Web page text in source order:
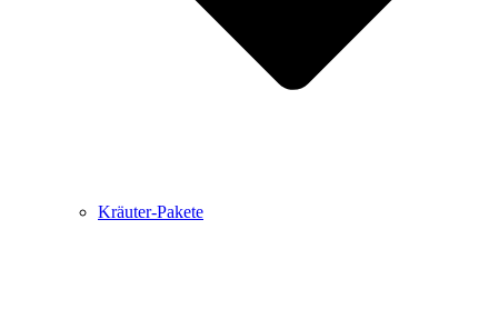
Kräuter-Pakete